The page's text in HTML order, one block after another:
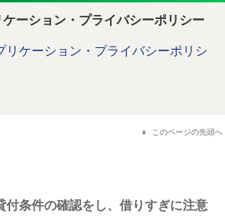
ーション・プライバシーポリシー
リケーション・プライバシーポリシ
このページの先頭へ
付条件の確認をし、借りすぎに注意